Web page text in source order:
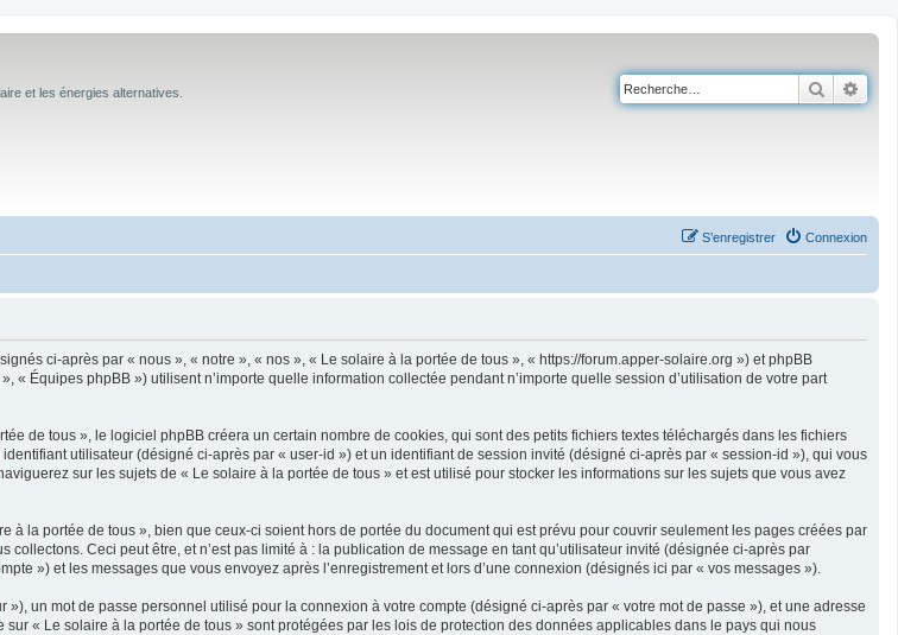
et les énergies alternatives.
Connexion
S’enregistrer
ci-après par « nous », « notre », « nos », « Le solaire à la portée de tous », « https://forum.apper-solaire.org ») et phpBB
Équipes phpBB ») utilisent n’importe quelle information collectée pendant n’importe quelle session d’utilisation de votre part
de tous », le logiciel phpBB créera un certain nombre de cookies, qui sont des petits fichiers textes téléchargés dans les fichiers
utilisateur (désigné ci-après par « user-id ») et un identifiant de session invité (désigné ci-après par « session-id »), qui vous
sur les sujets de « Le solaire à la portée de tous » et est utilisé pour stocker les informations sur les sujets que vous avez
la portée de tous », bien que ceux-ci soient hors de portée du document qui est prévu pour couvrir seulement les pages créées par
Ceci peut être, et n’est pas limité à : la publication de message en tant qu’utilisateur invité (désignée ci-après par
») et les messages que vous envoyez après l’enregistrement et lors d’une connexion (désignés ici par « vos messages »).
un mot de passe personnel utilisé pour la connexion à votre compte (désigné ci-après par « votre mot de passe »), et une adresse
« Le solaire à la portée de tous » sont protégées par les lois de protection des données applicables dans le pays qui nous